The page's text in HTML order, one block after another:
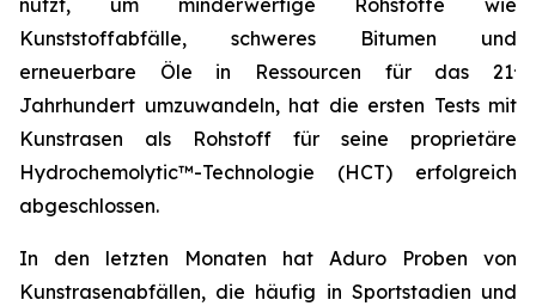
nutzt, um minderwertige Rohstoffe wie
Kunststoffabfälle, schweres Bitumen und
erneuerbare Öle in Ressourcen für das 21.
Jahrhundert umzuwandeln, hat die ersten Tests mit
Kunstrasen als Rohstoff für seine proprietäre
Hydrochemolytic™-Technologie (HCT) erfolgreich
abgeschlossen.
In den letzten Monaten hat Aduro Proben von
Kunstrasenabfällen, die häufig in Sportstadien und